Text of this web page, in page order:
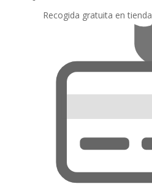
Recogida gratuita en tienda